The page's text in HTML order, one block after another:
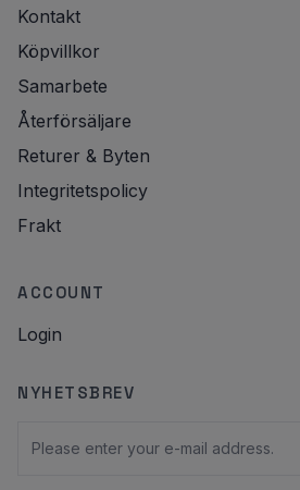
Kontakt
Köpvillkor
Samarbete
Återförsäljare
Returer & Byten
Integritetspolicy
Frakt
ACCOUNT
Login
NYHETSBREV